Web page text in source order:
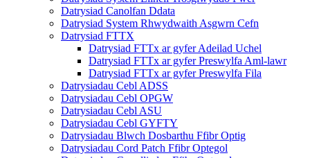
Datrysiad Canolfan Ddata
Datrysiad System Rhwydwaith Asgwrn Cefn
Datrysiad FTTX
Datrysiad FTTx ar gyfer Adeilad Uchel
Datrysiad FTTx ar gyfer Preswylfa Aml-lawr
Datrysiad FTTx ar gyfer Preswylfa Fila
Datrysiadau Cebl ADSS
Datrysiadau Cebl OPGW
Datrysiadau Cebl ASU
Datrysiadau Cebl GYFTY
Datrysiadau Blwch Dosbarthu Ffibr Optig
Datrysiadau Cord Patch Ffibr Optegol